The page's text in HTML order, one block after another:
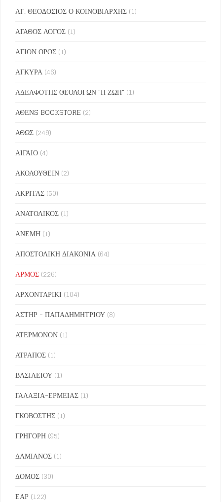
ΑΓ. ΘΕΟΔΟΣΙΟΣ Ο ΚΟΙΝΟΒΙΑΡΧΗΣ (1)
ΑΓΑΘΟΣ ΛΟΓΟΣ (1)
ΑΓΙΟΝ ΟΡΟΣ (1)
ΑΓΚΥΡΑ (46)
ΑΔΕΛΦΟΤΗΣ ΘΕΟΛΟΓΩΝ "Η ΖΩΗ" (1)
ΑΘΕΝS BOOKSTORE (2)
ΑΘΩΣ (249)
ΑΙΓΑΙΟ (4)
ΑΚΟΛΟΥΘΕΙΝ (2)
ΑΚΡΙΤΑΣ (50)
ΑΝΑΤΟΛΙΚΟΣ (1)
ΑΝΕΜΗ (1)
ΑΠΟΣΤΟΛΙΚΗ ΔΙΑΚΟΝΙΑ (64)
ΑΡΜΟΣ (226)
ΑΡΧΟΝΤΑΡΙΚΙ (104)
ΑΣΤΗΡ - ΠΑΠΑΔΗΜΗΤΡΙΟΥ (8)
ΑΤΕΡΜΟΝΟΝ (1)
ΑΤΡΑΠΟΣ (1)
ΒΑΣΙΛΕΙΟΥ (1)
ΓΑΛΑΞΙΑ-ΕΡΜΕΙΑΣ (1)
ΓΚΟΒΟΣΤΗΣ (1)
ΓΡΗΓΟΡΗ (95)
ΔΑΜΙΑΝΟΣ (1)
ΔΟΜΟΣ (30)
ΕΑΡ (122)